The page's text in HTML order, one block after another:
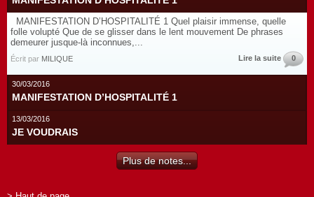
MANIFESTATION D’HOSPITALITÉ 1 Quel plaisir immense, quelle
folle volupté Que de se glisser dans le lent mouvement De phrases
demeurer jusque-là inconnues,...
Écrit par MILIQUE Lire la suite 0
30/03/2016
MANIFESTATION D’HOSPITALITÉ 1
13/03/2016
JE VOUDRAIS
Plus de notes...